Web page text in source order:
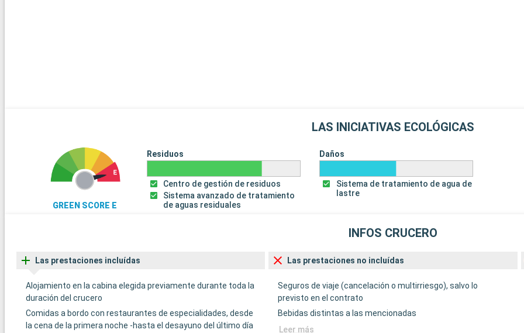
submarinismo y el buceo con tubo revelan una colorida vida marina.
LAS INICIATIVAS ECOLÓGICAS
GREEN SCORE E
Residuos
Centro de gestión de residuos
Sistema avanzado de tratamiento
de aguas residuales
Daños
Sistema de tratamiento de agua de
lastre
INFOS CRUCERO
Las prestaciones incluídas
Alojamiento en la cabina elegida previamente durante toda la
duración del crucero
Comidas a bordo con restaurantes de especialidades, desde
la cena de la primera noche -hasta el desayuno del último día
Las prestaciones no incluídas
Seguros de viaje (cancelación o multirriesgo), salvo lo
previsto en el contrato
Bebidas distintas a las mencionadas
Leer más